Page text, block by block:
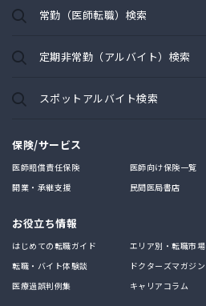
常勤（医師転職）検索
定期非常勤（アルバイト）検索
スポットアルバイト検索
保険/サービス
医師賠償責任保険
医師向け保険一覧
開業・承継支援
民間医局書店
お役立ち情報
はじめての転職ガイド
エリア別・転職市場
転職・バイト体験談
ドクターズマガジン
医療過誤判例集
キャリアコラム